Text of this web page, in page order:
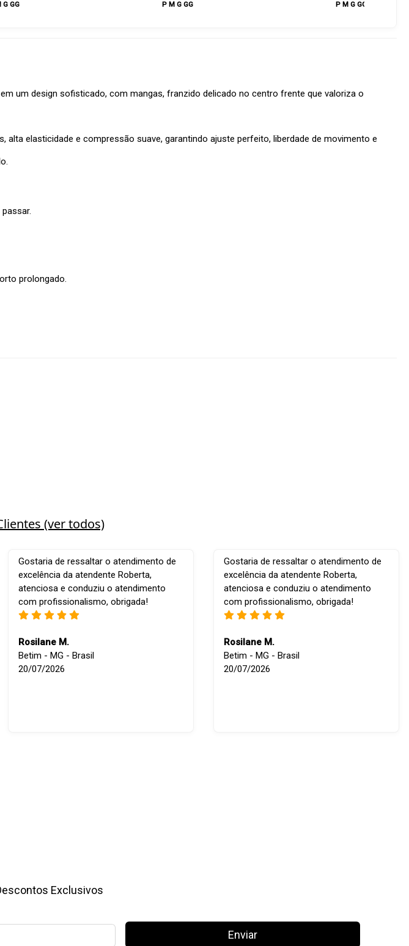
G GG
P M G GG
P M G GG
um design sofisticado, com mangas, franzido delicado no centro frente que valoriza o
elasticidade e compressão suave, garantindo ajuste perfeito, liberdade de movimento e
prolongado.
(ver todos)
Gostaria de ressaltar o atendimento de
excelência da atendente Roberta,
atenciosa e conduziu o atendimento
com profissionalismo, obrigada!
Rosilane M.
Betim - MG - Brasil
20/07/2026
Gostaria de ressaltar o atendimento de
excelência da atendente Roberta,
atenciosa e conduziu o atendimento
com profissionalismo, obrigada!
Rosilane M.
Betim - MG - Brasil
20/07/2026
Exclusivos
Enviar